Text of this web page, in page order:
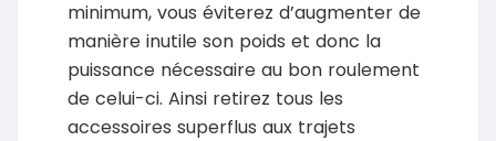
minimum, vous éviterez d’augmenter de
manière inutile son poids et donc la
puissance nécessaire au bon roulement
de celui-ci. Ainsi retirez tous les
accessoires superflus aux trajets